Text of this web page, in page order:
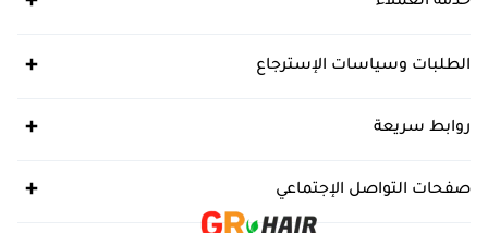
الطلبات وسياسات الإسترجاع
روابط سريعة
صفحات التواصل الإجتماعي